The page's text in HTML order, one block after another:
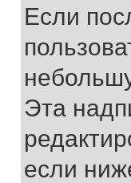
Если
Эта
если